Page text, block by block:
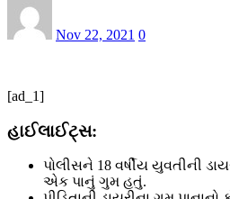
Nov 22, 2021 0
[ad_1]
હાઈલાઈટ્સ:
પોલીસને 18 વર્ષીય યુવતીની
એક પાનું ગુમ હતું.